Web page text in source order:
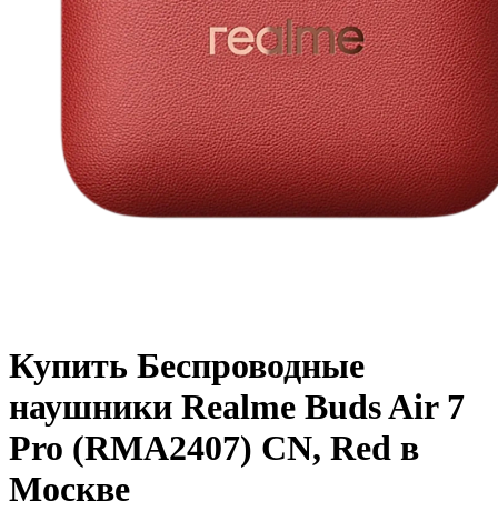
Купить Беспроводные
наушники Realme Buds Air 7
Pro (RMA2407) CN, Red в
Москве